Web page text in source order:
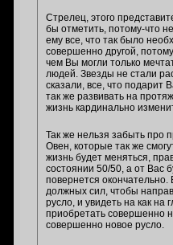
Стрелец, этого
бы отметить, потому-что
ему все, что так было
совершенно другой,
чем Вы могли только
людей. Звезды не стали
сказали, все, что подарит
так же развивать на
жизнь кардинально
Так же нельзя забыть про
Овен, которые так же
жизнь будет меняться,
состоянии 50/50, а от Вас
повернется
должных сил, чтобы
русло, и увидеть на как на
приобретать совершенно
совершенно новое русло.